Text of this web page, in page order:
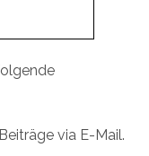
via E-Mail.